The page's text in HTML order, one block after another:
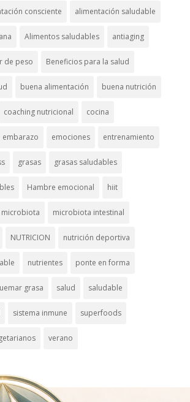
consciente alimentación saludable
Alimentos saludables antiaging
de peso Beneficios para la salud
buena alimentación buena nutrición
coaching nutricional cocina
embarazo emociones entrenamiento
grasas grasas saludables
Hambre emocional hiit
microbiota microbiota intestinal
NUTRICION nutrición deportiva
nutrientes ponte en forma
grasa salud saludable
sistema inmune superfoods
verano